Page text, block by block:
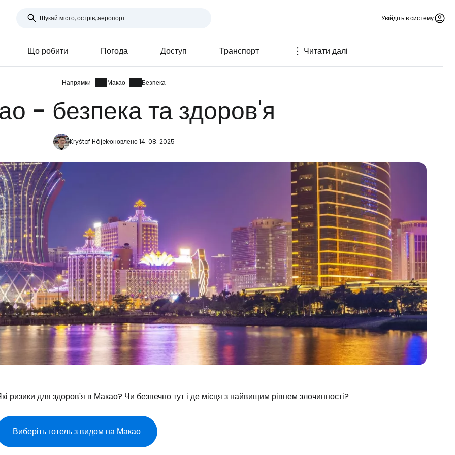
Увійдіть в систему
Що робити Погода Доступ Транспорт Читати далі
Напрямки Макао Безпека
- безпека та здоров'я
Kryštof Hájekоновлено 14. 08. 2025
ризики для здоров'я в Макао? Чи безпечно тут і де місця з найвищим рівнем злочинності?
Виберіть готель з видом на Макао